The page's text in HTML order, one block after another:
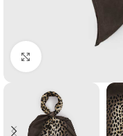
Clic para ampliar